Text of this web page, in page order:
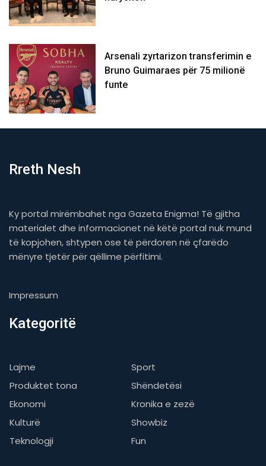
Arsenali zyrtarizon transferimin e
Bruno Guimaraes për 75 milionë
funte
Rreth Nesh
Ky portal mirëmbahet nga Gazeta Enigma! Të gjitha
materialet dhe informacionet në këtë portal nuk mund
të kopjohen, shtypen ose të përdoren në çfarëdo
mënyre tjetër për qëllime përfitimi.
Impressum
Kategoritë
Lajme
Sport
Produktet tona
Shëndetësi
Ekonomi
Kronika e zezë
Kulturë
Showbiz
Teknologji
Fun